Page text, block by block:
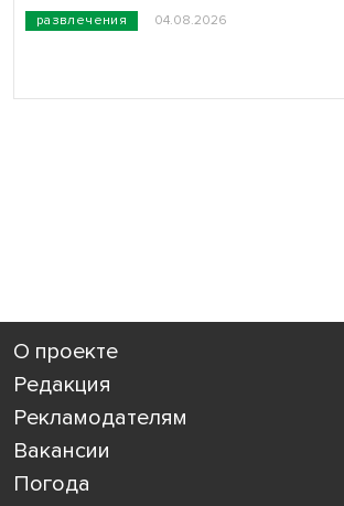
развлечения 04.08.2026
О проекте
Редакция
Рекламодателям
Вакансии
Погода